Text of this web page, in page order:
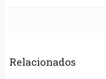
Relacionados